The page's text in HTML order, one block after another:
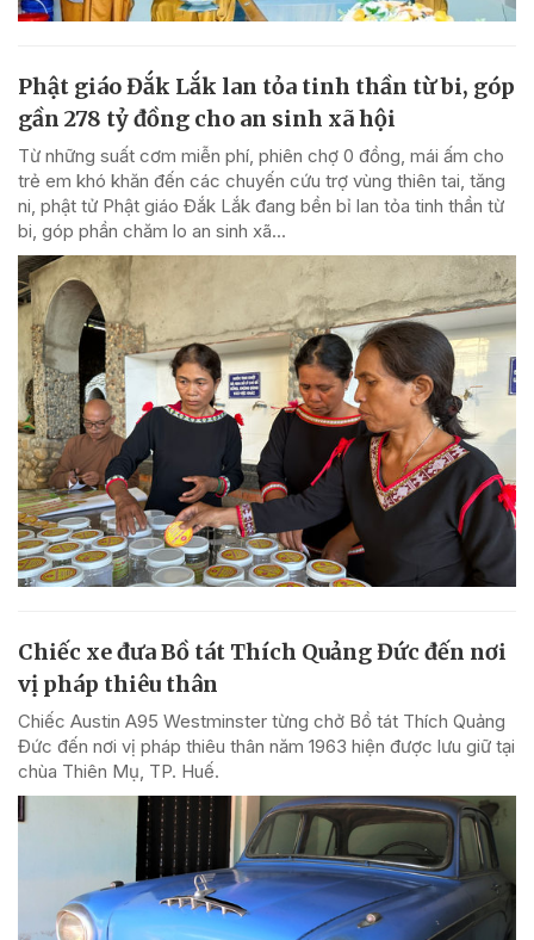
Phật giáo Đắk Lắk lan tỏa tinh thần từ bi, góp
gần 278 tỷ đồng cho an sinh xã hội
Từ những suất cơm miễn phí, phiên chợ 0 đồng, mái ấm cho
trẻ em khó khăn đến các chuyến cứu trợ vùng thiên tai, tăng
ni, phật tử Phật giáo Đắk Lắk đang bền bỉ lan tỏa tinh thần từ
bi, góp phần chăm lo an sinh xã...
Chiếc xe đưa Bồ tát Thích Quảng Đức đến nơi
vị pháp thiêu thân
Chiếc Austin A95 Westminster từng chở Bồ tát Thích Quảng
Đức đến nơi vị pháp thiêu thân năm 1963 hiện được lưu giữ tại
chùa Thiên Mụ, TP. Huế.